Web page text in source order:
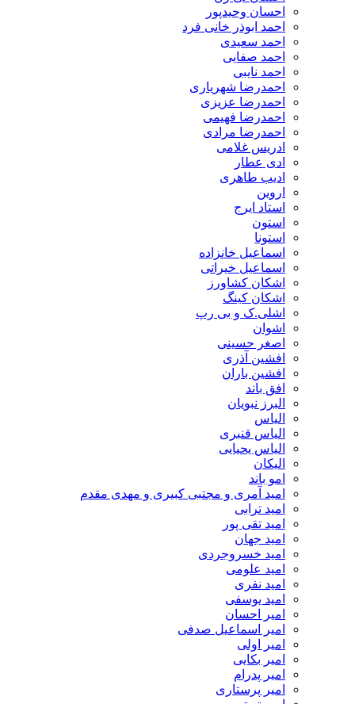
احسان وحیدپور
احمد ابوذر خانی فرد
احمد سعیدی
احمد صفایی
احمد نایبی
احمدرضا شهریاری
احمدرضا عزیزی
احمدرضا فهیمی
احمدرضا مرادی
ادریس غلامی
ادی عطار
ادیب طاهری
اروین
استاد ایرج
استون
استونا
اسماعیل خانزاده
اسماعیل خیراتی
اشکان کشاورز
اشکان کینگ
اشلی.ک و بی رپ
اشوان
اصغر حسینی
افشین آذری
افشین باران
افق باند
البرز نبویان
الیاس
الیاس قنبرى
الیاس یحیایی
الیکان
امو باند
امید آمری و مجتبی کبیری و مهدى مقدم
امید ترابی
امید تقی پور
امید جهان
امید خسروجردی
امید علومی
امید نفری
امید یوسفی
امیر احسان
امیر اسماعیل صدفی
امیر اولی
امیر بکایی
امیر پدرام
امیر پرستاری